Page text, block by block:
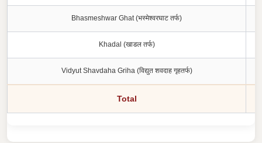
Bhasmeshwar Ghat (भस्मेश्वरघाट तर्फ)
Khadal (खाडल तर्फ)
Vidyut Shavdaha Griha (विद्युत शवदाह गृहतर्फ)
Total